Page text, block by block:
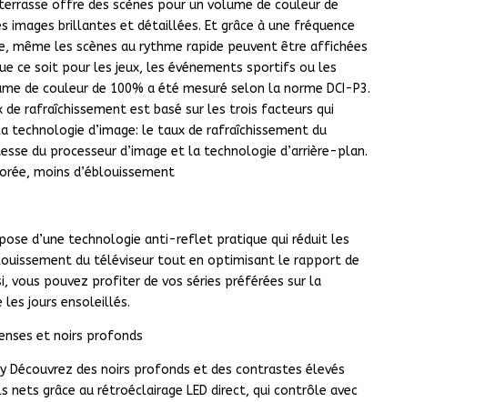
terrasse offre des scènes pour un volume de couleur de
images brillantes et détaillées. Et grâce à une fréquence
même les scènes au rythme rapide peuvent être affichées
ce soit pour les jeux, les événements sportifs ou les
de couleur de 100% a été mesuré selon la norme DCI-P3.
de rafraîchissement est basé sur les trois facteurs qui
technologie d’image: le taux de rafraîchissement du
du processeur d’image et la technologie d’arrière-plan.
moins d’éblouissement
d’une technologie anti-reflet pratique qui réduit les
du téléviseur tout en optimisant le rapport de
vous pouvez profiter de vos séries préférées sur la
les jours ensoleillés.
et noirs profonds
Découvrez des noirs profonds et des contrastes élevés
nets grâce au rétroéclairage LED direct, qui contrôle avec